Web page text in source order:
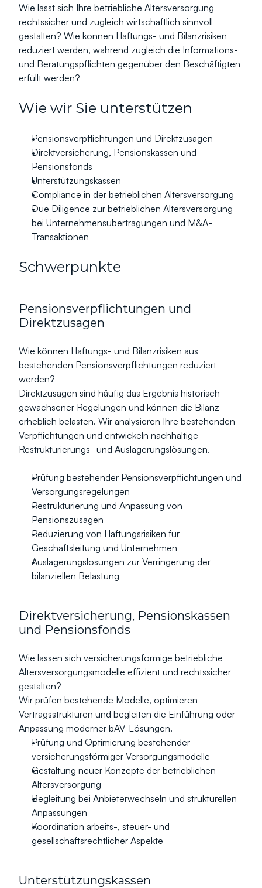
Wie lässt sich Ihre betriebliche Altersversorgung
rechtssicher und zugleich wirtschaftlich sinnvoll
gestalten? Wie können Haftungs- und Bilanzrisiken
reduziert werden, während zugleich die Informations-
und Beratungspflichten gegenüber den Beschäftigten
erfüllt werden?
Wie wir Sie unterstützen
Pensionsverpflichtungen und Direktzusagen
Direktversicherung, Pensionskassen und
Pensionsfonds
Unterstützungskassen
Compliance in der betrieblichen Altersversorgung
Due Diligence zur betrieblichen Altersversorgung
bei Unternehmensübertragungen und M&A-
Transaktionen
Schwerpunkte
Pensionsverpflichtungen und
Direktzusagen
Wie können Haftungs- und Bilanzrisiken aus
bestehenden Pensionsverpflichtungen reduziert
werden?
Direktzusagen sind häufig das Ergebnis historisch
gewachsener Regelungen und können die Bilanz
erheblich belasten. Wir analysieren Ihre bestehenden
Verpflichtungen und entwickeln nachhaltige
Restrukturierungs- und Auslagerungslösungen.
Prüfung bestehender Pensionsverpflichtungen und
Versorgungsregelungen
Restrukturierung und Anpassung von
Pensionszusagen
Reduzierung von Haftungsrisiken für
Geschäftsleitung und Unternehmen
Auslagerungslösungen zur Verringerung der
bilanziellen Belastung
Direktversicherung, Pensionskassen
und Pensionsfonds
Wie lassen sich versicherungsförmige betriebliche
Altersversorgungsmodelle effizient und rechtssicher
gestalten?
Wir prüfen bestehende Modelle, optimieren
Vertragsstrukturen und begleiten die Einführung oder
Anpassung moderner bAV-Lösungen.
Prüfung und Optimierung bestehender
versicherungsförmiger Versorgungsmodelle
Gestaltung neuer Konzepte der betrieblichen
Altersversorgung
Begleitung bei Anbieterwechseln und strukturellen
Anpassungen
Koordination arbeits-, steuer- und
gesellschaftsrechtlicher Aspekte
Unterstützungskassen